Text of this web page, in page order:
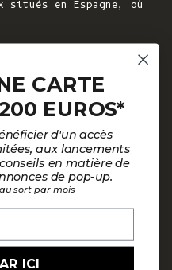
en Espagne, où
PROPOS DE L'ENVERS
propos de nous
philosophie
matières
CARTE
EUROS*
d'un accès
aux lancements
en matière de
de pop-up.
sort par mois
ICI